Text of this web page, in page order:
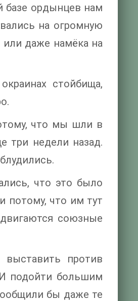
базе ордынцев нам
на огромную
или даже намёка на
стойбища,
что мы шли в
три недели назад.
что это было
потому, что им тут
союзные
против
И подойти большим
бы даже те